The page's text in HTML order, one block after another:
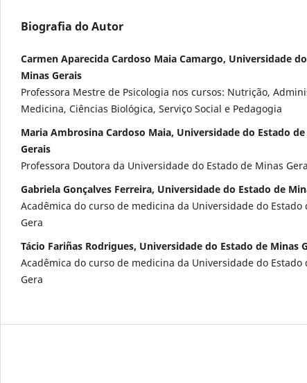
Biografia do Autor
Carmen Aparecida Cardoso Maia Camargo, Universidade
Minas Gerais
Professora Mestre de Psicologia nos cursos: Nutrição,
Medicina, Ciências Biológica, Serviço Social e Pedagogia
Maria Ambrosina Cardoso Maia, Universidade do Estado
Gerais
Professora Doutora da Universidade do Estado de Minas
Gabriela Gonçalves Ferreira, Universidade do Estado de
Acadêmica do curso de medicina da Universidade do Estado
Gera
Tácio Fariñas Rodrigues, Universidade do Estado de Minas
Acadêmica do curso de medicina da Universidade do Estado
Gera